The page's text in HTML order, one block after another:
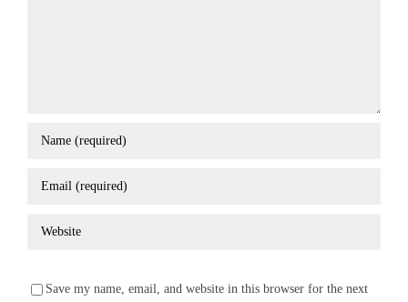
Save my name, email, and website in this browser for the next